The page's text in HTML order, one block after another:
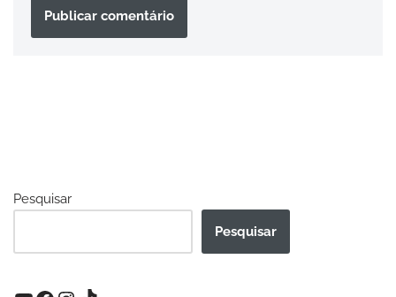
Pesquisar
Pesquisar